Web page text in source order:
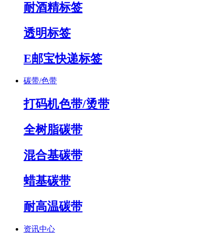
耐酒精标签
透明标签
E邮宝快递标签
碳带/色带
打码机色带/烫带
全树脂碳带
混合基碳带
蜡基碳带
耐高温碳带
资讯中心